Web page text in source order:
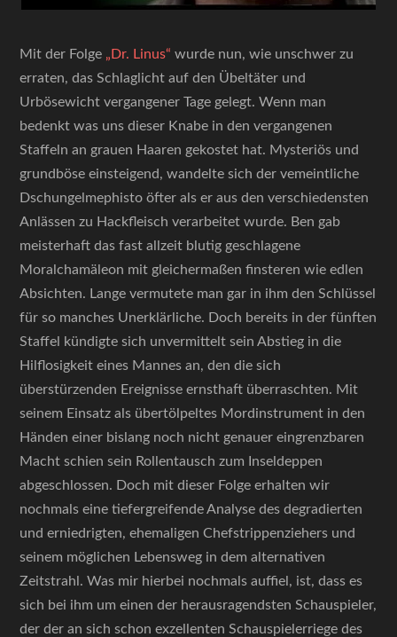
Mit der Folge „Dr. Linus“ wurde nun, wie unschwer zu
erraten, das Schlaglicht auf den Übeltäter und
Urbösewicht vergangener Tage gelegt. Wenn man
bedenkt was uns dieser Knabe in den vergangenen
Staffeln an grauen Haaren gekostet hat. Mysteriös und
grundböse einsteigend, wandelte sich der vemeintliche
Dschungelmephisto öfter als er aus den verschiedensten
Anlässen zu Hackfleisch verarbeitet wurde. Ben gab
meisterhaft das fast allzeit blutig geschlagene
Moralchamäleon mit gleichermaßen finsteren wie edlen
Absichten. Lange vermutete man gar in ihm den Schlüssel
für so manches Unerklärliche. Doch bereits in der fünften
Staffel kündigte sich unvermittelt sein Abstieg in die
Hilflosigkeit eines Mannes an, den die sich
überstürzenden Ereignisse ernsthaft überraschten. Mit
seinem Einsatz als übertölpeltes Mordinstrument in den
Händen einer bislang noch nicht genauer eingrenzbaren
Macht schien sein Rollentausch zum Inseldeppen
abgeschlossen. Doch mit dieser Folge erhalten wir
nochmals eine tiefergreifende Analyse des degradierten
und erniedrigten, ehemaligen Chefstrippenziehers und
seinem möglichen Lebensweg in dem alternativen
Zeitstrahl. Was mir hierbei nochmals auffiel, ist, dass es
sich bei ihm um einen der herausragendsten Schauspieler,
der der an sich schon exzellenten Schauspielerriege des